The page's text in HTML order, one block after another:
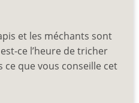
et les méchants sont
ce l’heure de tricher
ce que vous conseille cet